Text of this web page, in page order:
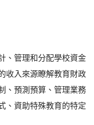
、管理和分配學校資金
收入來源瞭解教育財政
、預測預算、管理業務
、資助特殊教育的特定